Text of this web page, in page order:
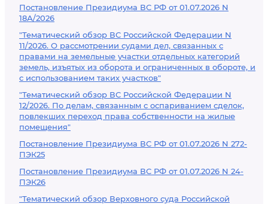
Постановление Президиума ВС РФ от 01.07.2026 N
18А/2026
"Тематический обзор ВС Российской Федерации N
11/2026. О рассмотрении судами дел, связанных с
правами на земельные участки отдельных категорий
земель, изъятых из оборота и ограниченных в обороте, и
с использованием таких участков"
"Тематический обзор ВС Российской Федерации N
12/2026. По делам, связанным с оспариванием сделок,
повлекших переход права собственности на жилые
помещения"
Постановление Президиума ВС РФ от 01.07.2026 N 272-
ПЭК25
Постановление Президиума ВС РФ от 01.07.2026 N 24-
ПЭК26
"Тематический обзор Верховного суда Российской